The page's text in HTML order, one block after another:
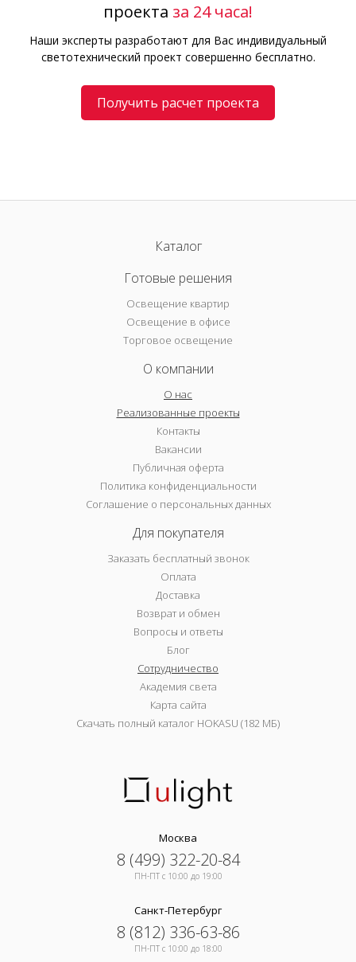
проекта за 24 часа!
Наши эксперты разработают для Вас индивидуальный
светотехнический проект совершенно бесплатно.
Получить расчет проекта
Каталог
Готовые решения
Освещение квартир
Освещение в офисе
Торговое освещение
О компании
О нас
Реализованные проекты
Контакты
Вакансии
Публичная оферта
Политика конфиденциальности
Соглашение о персональных данных
Для покупателя
Заказать бесплатный звонок
Оплата
Доставка
Возврат и обмен
Вопросы и ответы
Блог
Сотрудничество
Академия света
Карта сайта
Скачать полный каталог HOKASU (182 МБ)
Москва
8 (499) 322-20-84
ПН-ПТ c 10:00 до 19:00
Санкт-Петербург
8 (812) 336-63-86
ПН-ПТ c 10:00 до 18:00